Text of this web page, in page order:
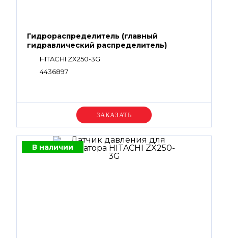
Гидрораспределитель (главный
гидравлический распределитель)
HITACHI ZX250-3G
4436897
Уточняйте цену
В наличии